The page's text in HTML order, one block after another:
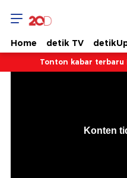
Home detik TV
Tonton kabar terbaru
Konten